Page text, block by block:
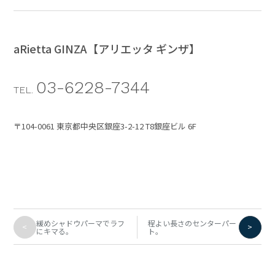
aRietta GINZA【アリエッタ ギンザ】
TEL. 03-6228-7344
〒104-0061 東京都中央区銀座3-2-12 T8銀座ビル 6F
< 緩めシャドウパーマでラフ
にキマる。
程よい長さのセンターパー
ト。 >